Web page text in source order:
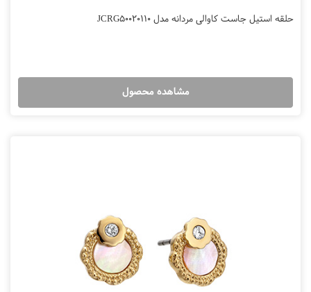
حلقه استیل جاست کاوالی مردانه مدل JCRG50020110
مشاهده محصول